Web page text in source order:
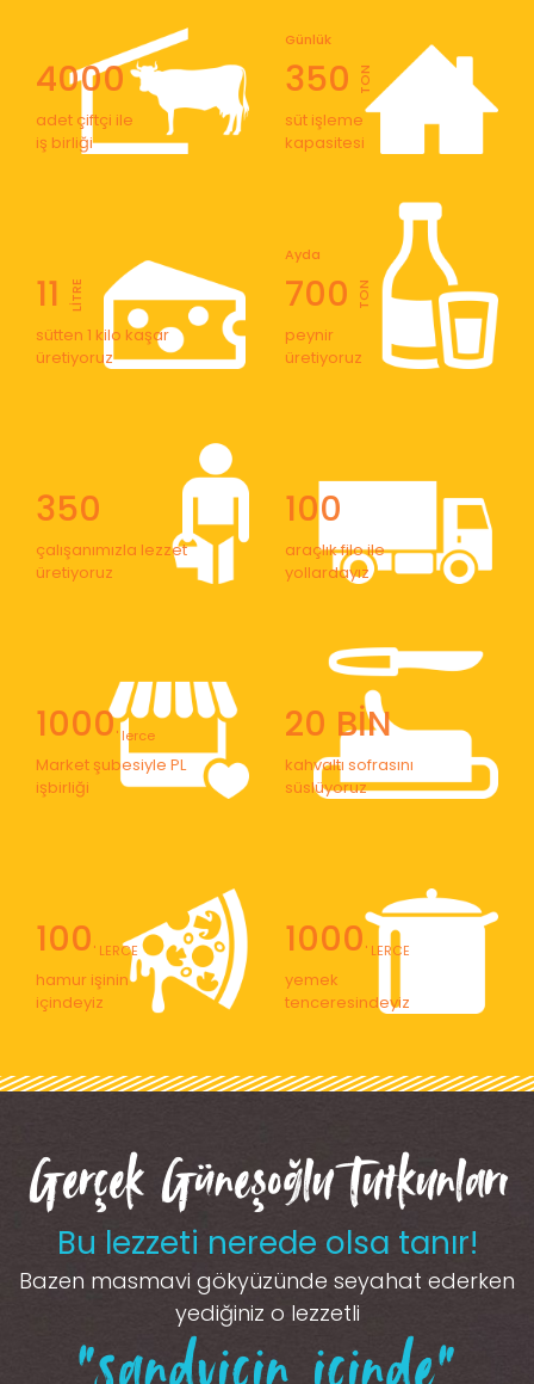
4000
adet çiftçi ile
iş birliği
350
Günlük
TON
süt işleme
kapasitesi
11 LİTRE
sütten 1 kilo kaşar
üretiyoruz
700
Ayda
TON
peynir
üretiyoruz
350
çalışanımızla lezzet
üretiyoruz
100
araçlık filo ile
yollardayız
1000' lerce
Market şubesiyle PL
işbirliği
20 BİN
kahvaltı sofrasını
süslüyoruz
100' LERCE
hamur işinin
içindeyiz
1000' LERCE
yemek
tenceresindeyiz
Gerçek Güneşoğlu Tutkunları
Bu lezzeti nerede olsa tanır!
Bazen masmavi gökyüzünde seyahat ederken
yediğiniz o lezzetli